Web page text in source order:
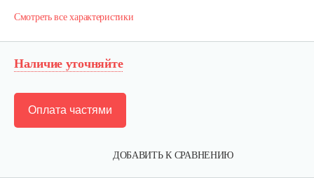
Смотреть все характеристики
Наличие уточняйте
ДОБАВИТЬ К СРАВНЕНИЮ
Оплата частями